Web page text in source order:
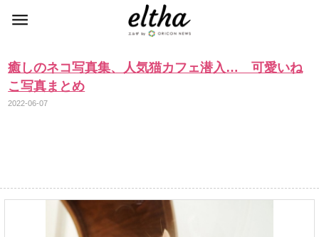
癒しのネコ写真集、人気猫カフェ潜入… 可愛いね
こ写真まとめ
2022-06-07